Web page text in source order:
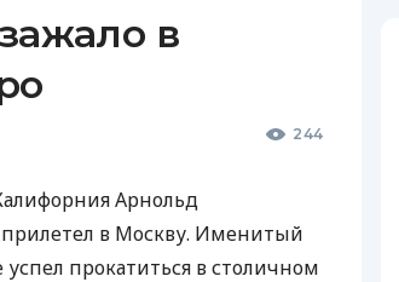
в
244
Арнольд
в Москву. Именитый
прокатиться в столичном